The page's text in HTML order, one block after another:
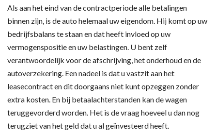
Als aan het eind van de contractperiode alle betalingen
binnen zijn, is de auto helemaal uw eigendom. Hij komt op uw
bedrijfsbalans te staan en dat heeft invloed op uw
vermogenspositie en uw belastingen. U bent zelf
verantwoordelijk voor de afschrijving, het onderhoud en de
autoverzekering. Een nadeel is dat u vastzit aan het
leasecontract en dit doorgaans niet kunt opzeggen zonder
extra kosten. En bij betaalachterstanden kan de wagen
teruggevorderd worden. Het is de vraag hoeveel u dan nog
terugziet van het geld dat u al geïnvesteerd heeft.